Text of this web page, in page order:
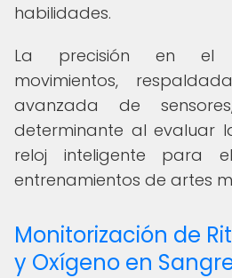
habilidades.
La precisión en el
movimientos,
avanzada de
determinante al evaluar
reloj inteligente para
entrenamientos de artes
Monitorización de
y Oxígeno en